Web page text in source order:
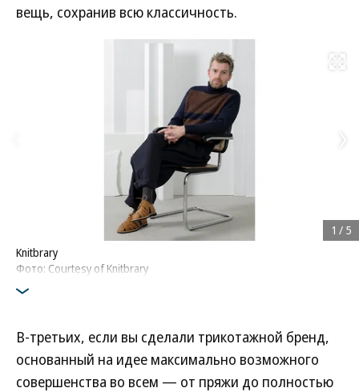
вещь, сохранив всю классичность.
Knitbrary
Фото: Courtesy of Knitbrary
1 / 5
В-третьих, если вы сделали трикотажной бренд,
основанный на идее максимально возможного
совершенства во всем — от пряжи до полностью